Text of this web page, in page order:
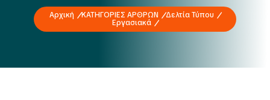
Αρχική ΚΑΤΗΓΟΡΙΕΣ ΑΡΘΡΩΝ
Δελτία Τύπου
Εργασιακά